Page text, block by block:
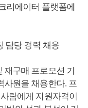
리에이터 플랫폼에
담당 경력 채용
구매 프로모션 기
사원을 채용한다. 프
람에게 지원자격이